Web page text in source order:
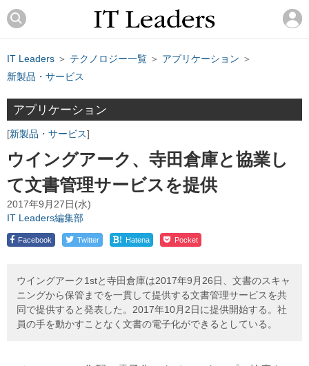
IT Leaders ＞ テクノロジー一覧 ＞ アプリケーション ＞
新製品・サービス
アプリケーション
新製品・サービス
ウイングアーク、寺田倉庫と協業し
て文書管理サービスを提供
2017年9月27日(水)
IT Leaders編集部
Facebook Twitter ! Hatena Pocket
ウイングアーク1stと寺田倉庫は2017年9月26日、文書のスキャ
ニングから保管までを一貫して提供する文書管理サービスを共
同で提供すると発表した。2017年10月2日に提供開始する。社
員の手を動かすことなく文書の電子化ができるとしている。